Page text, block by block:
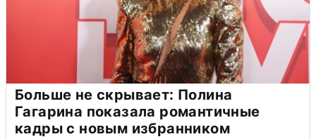
Больше не скрывает: Полина
Гагарина показала романтичные
кадры с новым избранником